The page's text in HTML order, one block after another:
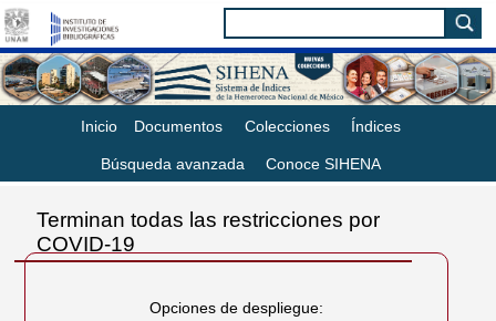
Inicio Documentos Colecciones Índices
Búsqueda avanzada Conoce SIHENA
Terminan todas las restricciones por
COVID-19
Opciones de despliegue: